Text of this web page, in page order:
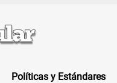
Políticas y Estándares